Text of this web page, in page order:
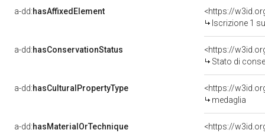
a-dd:hasAffixedElement
<https://
Iscrizione 1
a-dd:hasConservationStatus
<https://
Stato di
a-dd:hasCulturalPropertyType
<https://
medaglia
a-dd:hasMaterialOrTechnique
<https://